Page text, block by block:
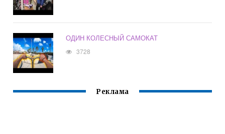
ОДИН КОЛЕСНЫЙ САМОКАТ
3728
Реклама